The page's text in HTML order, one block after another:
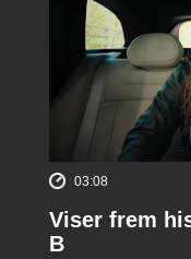
03:08
Viser frem
B